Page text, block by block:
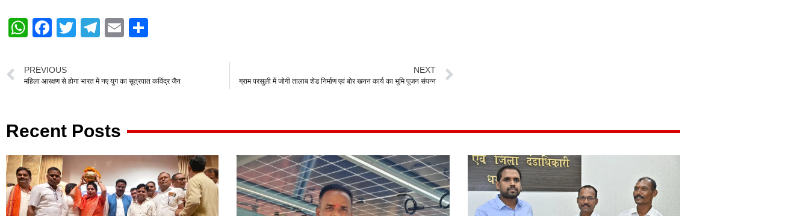
W
at
s
p
p
F
c
e
o
o
k
T
er
T
gr
m
E
e
PREVIOUS
महिला आरक्षण से होगा भारत में नए युग का सूत्रपात कविंद्र जैन
NEXT
ग्राम परसुली में जोगी तालाब शेड निर्माण एवं बोर खनन कार्य का भूमि पूजन संपन्न
Recent Posts